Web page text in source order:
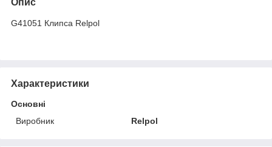
G41051 Клипса Relpol
Характеристики
Основні
Виробник
Relpol